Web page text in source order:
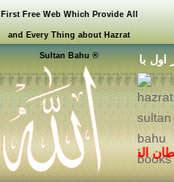
First Free Web Which Provide All
and Every Thing about Hazrat
Sultan Bahu ®
با
سلطان الفقر مرشد حق
سروری قادری سلسلہ